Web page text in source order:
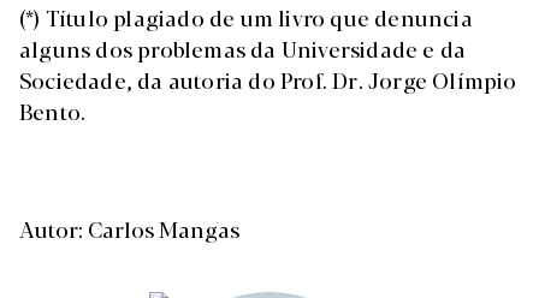
(*) Título plagiado de um livro que denuncia
alguns dos problemas da Universidade e da
Sociedade, da autoria do Prof. Dr. Jorge Olímpio
Bento.
Autor: Carlos Mangas